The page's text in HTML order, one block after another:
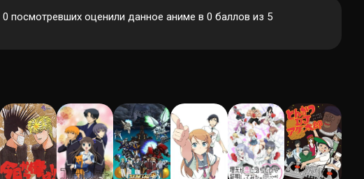
0 посмотревших оценили данное аниме в 0 баллов из 5